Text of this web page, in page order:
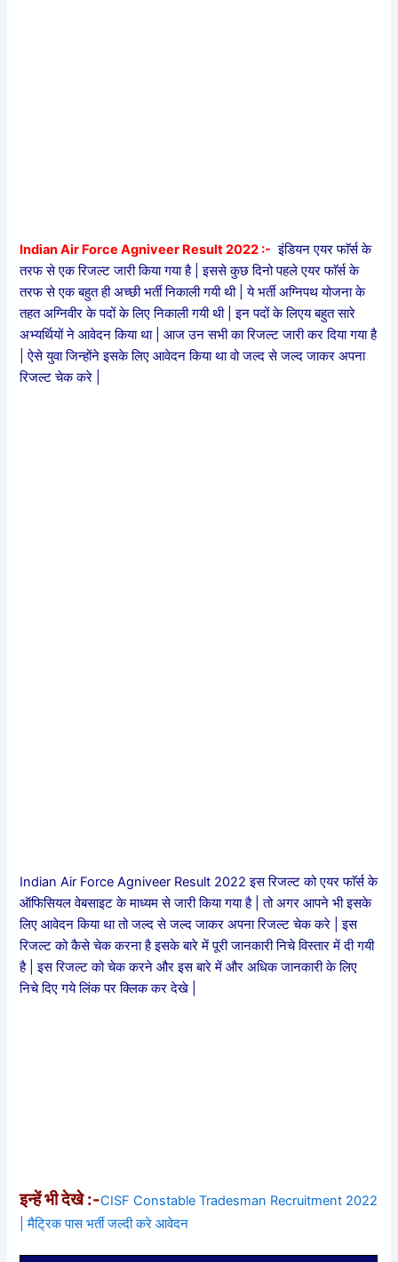
Indian Air Force Agniveer Result 2022 :- इंडियन एयर फाॅर्स के
तरफ से एक रिजल्ट जारी किया गया है | इससे कुछ दिनो पहले एयर फाॅर्स के
तरफ से एक बहुत ही अच्छी भर्ती निकाली गयी थी | ये भर्ती अग्निपथ योजना के
तहत अग्निवीर के पदों के लिए निकाली गयी थी | इन पदों के लिएय बहुत सारे
अभ्यर्थियों ने आवेदन किया था | आज उन सभी का रिजल्ट जारी कर दिया गया है
| ऐसे युवा जिन्होंने इसके लिए आवेदन किया था वो जल्द से जल्द जाकर अपना
रिजल्ट चेक करे |
Indian Air Force Agniveer Result 2022 इस रिजल्ट को एयर फाॅर्स के
ऑफिसियल वेबसाइट के माध्यम से जारी किया गया है | तो अगर आपने भी इसके
लिए आवेदन किया था तो जल्द से जल्द जाकर अपना रिजल्ट चेक करे | इस
रिजल्ट को कैसे चेक करना है इसके बारे में पूरी जानकारी निचे विस्तार में दी गयी
है | इस रिजल्ट को चेक करने और इस बारे में और अधिक जानकारी के लिए
निचे दिए गये लिंक पर क्लिक कर देखे |
इन्हें भी देखे :-CISF Constable Tradesman Recruitment 2022
| मैट्रिक पास भर्ती जल्दी करे आवेदन